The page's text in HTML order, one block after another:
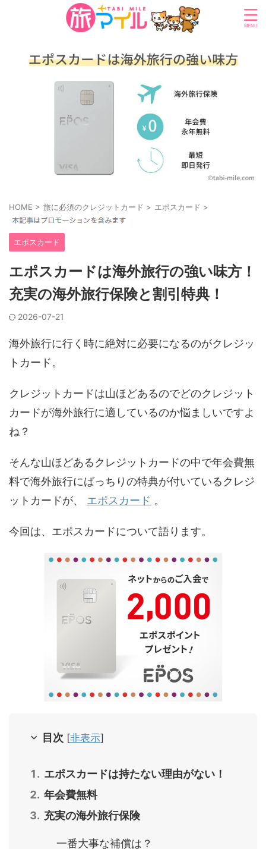
HOME > 旅に必須のクレジットカード > エポスカード >
エポスカード
エポスカードは海外旅行の強い味方！
充実の海外旅行保険と割引特典！
2026-07-21
海外旅行に行く時に絶対に必要になるのがクレジッ
トカード。
クレジットカードは山ほどあるのでどのクレジット
カードが海外旅行に適しているのか悩ましいですよ
ね？
そんな山ほどあるクレジットカードの中で年会費無
料で海外旅行にばっちりの特典が付いているクレジ
ットカードが、 エポスカード 。
今回は、エポスカードについて語ります。
目次 [非表示]
エポスカードは持たない理由がない！
年会費無料
充実の海外旅行保険
一番大事な補償は？